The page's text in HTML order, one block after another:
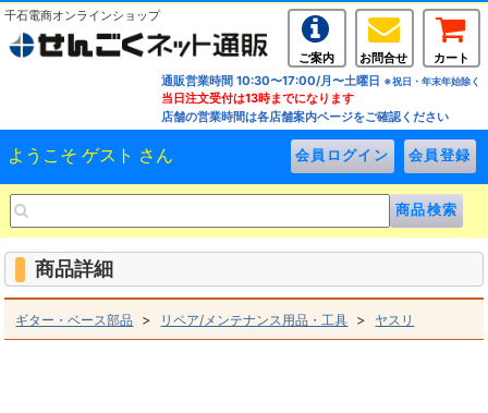
千石電商オンラインショップ
ご案内 お問合せ
カート
通販営業時間 10:30〜17:00/月〜土曜日 ※祝日・年末年始除く
当日注文受付は13時までになります
店舗の営業時間は各店舗案内ページをご確認ください
ようこそ ゲスト さん
商品詳細
ギター・ベース部品 > リペア/メンテナンス用品・工具 > ヤスリ